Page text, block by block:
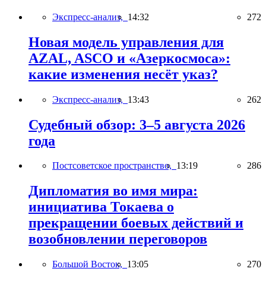
Экспресс-анализ, 14:32 272
Новая модель управления для
AZAL, ASCO и «Азеркосмоса»:
какие изменения несёт указ?
Экспресс-анализ, 13:43 262
Судебный обзор: 3–5 августа 2026
года
Постсоветское пространство, 13:19 286
Дипломатия во имя мира:
инициатива Токаева о
прекращении боевых действий и
возобновлении переговоров
Большой Восток, 13:05 270